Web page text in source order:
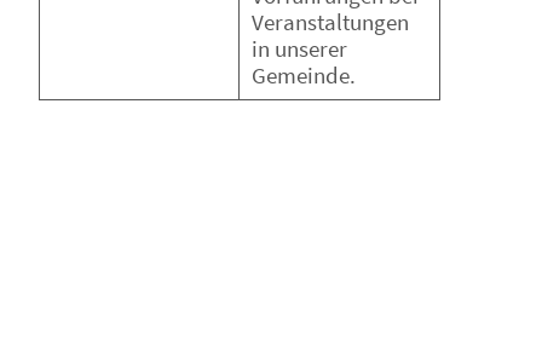
Veranstaltungen
in unserer
Gemeinde.